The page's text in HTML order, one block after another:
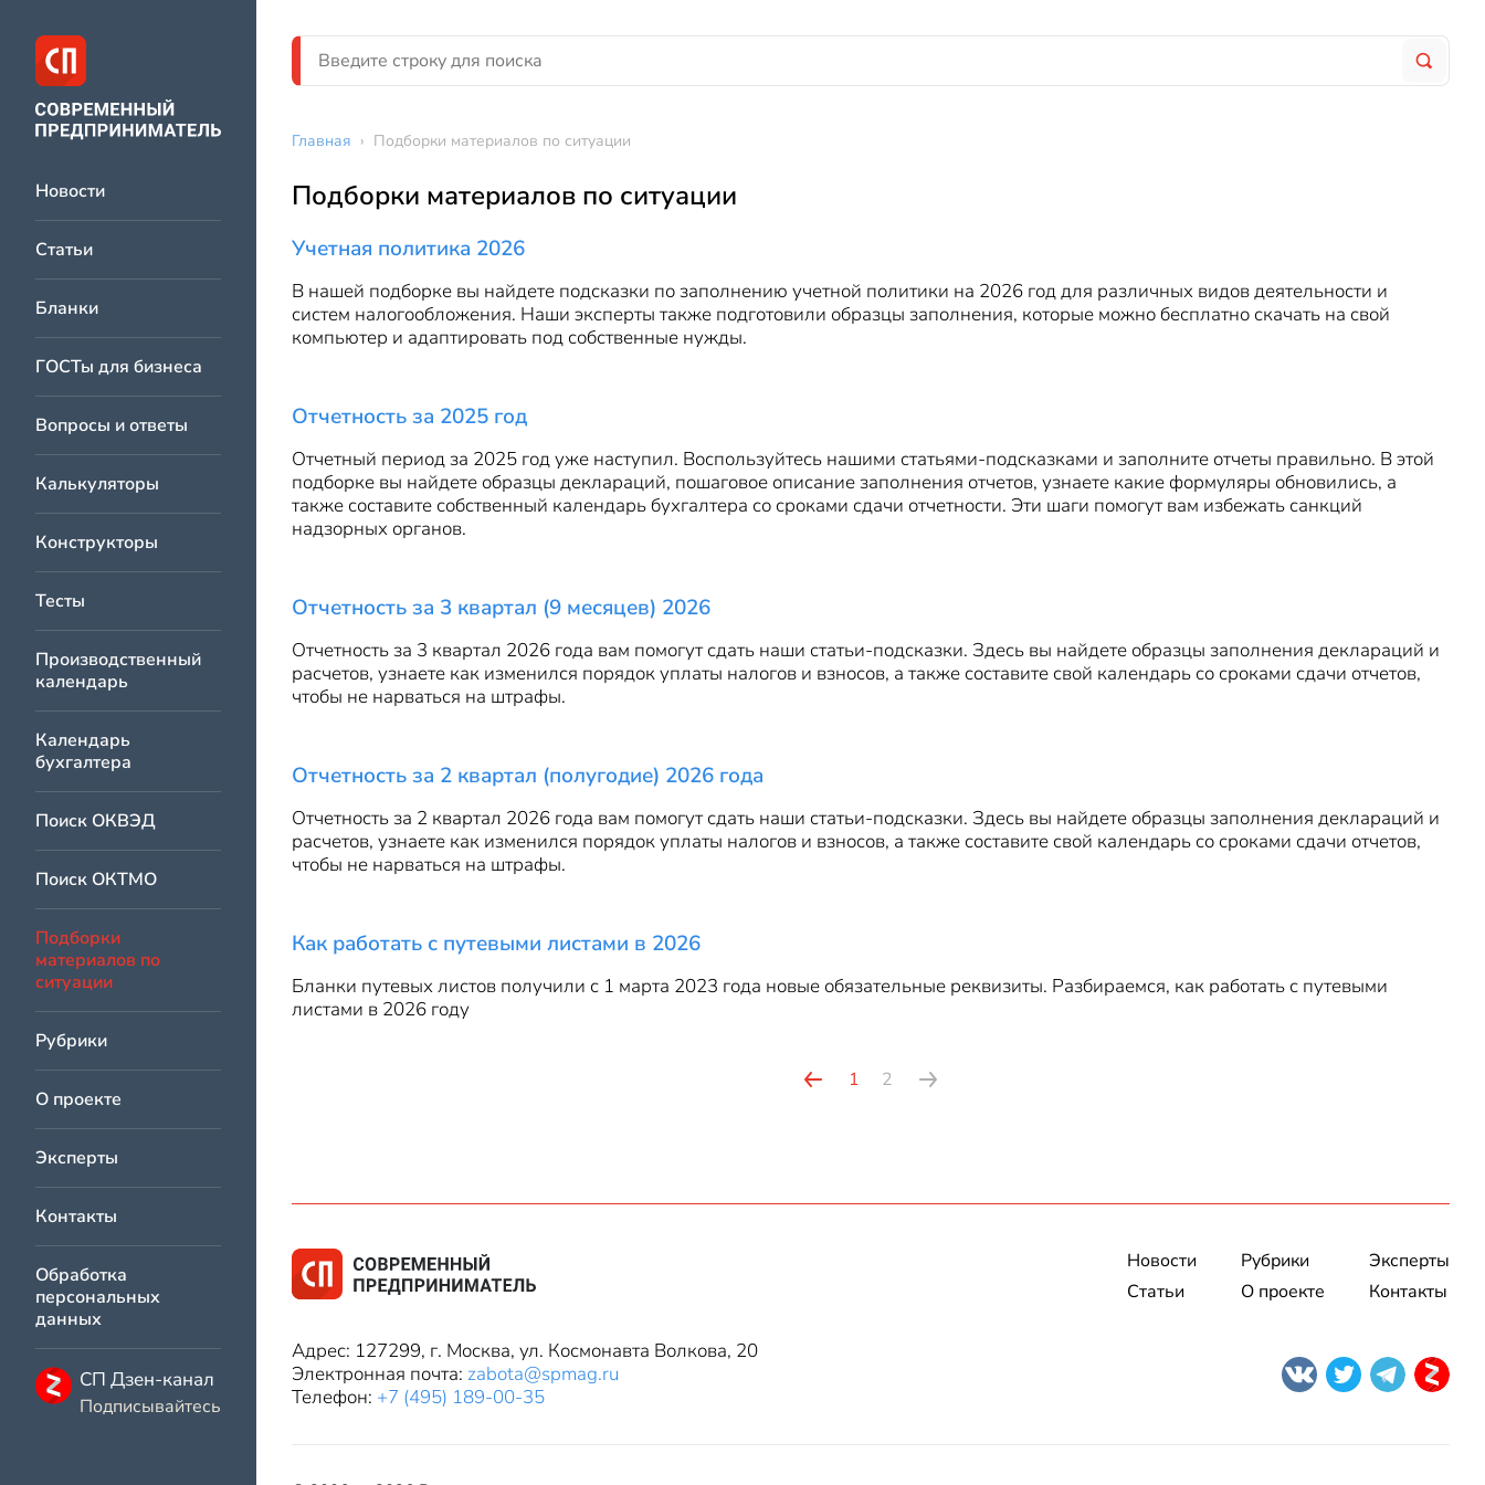
Новости
Статьи
Бланки
ГОСТы для бизнеса
Вопросы и ответы
Калькуляторы
Конструкторы
Тесты
Производственный
календарь
Календарь
бухгалтера
Поиск ОКВЭД
Поиск ОКТМО
Подборки
материалов по
ситуации
Рубрики
О проекте
Эксперты
Контакты
Обработка
персональных
данных
СП Дзен-канал
Подписывайтесь
Главная › Подборки материалов по ситуации
Подборки материалов по ситуации
Учетная политика 2026
В нашей подборке вы найдете подсказки по заполнению учетной политики на 2026 год для различных видов деятельности и
систем налогообложения. Наши эксперты также подготовили образцы заполнения, которые можно бесплатно скачать на свой
компьютер и адаптировать под собственные нужды.
Отчетность за 2025 год
Отчетный период за 2025 год уже наступил. Воспользуйтесь нашими статьями-подсказками и заполните отчеты правильно. В этой
подборке вы найдете образцы деклараций, пошаговое описание заполнения отчетов, узнаете какие формуляры обновились, а
также составите собственный календарь бухгалтера со сроками сдачи отчетности. Эти шаги помогут вам избежать санкций
надзорных органов.
Отчетность за 3 квартал (9 месяцев) 2026
Отчетность за 3 квартал 2026 года вам помогут сдать наши статьи-подсказки. Здесь вы найдете образцы заполнения деклараций и
расчетов, узнаете как изменился порядок уплаты налогов и взносов, а также составите свой календарь со сроками сдачи отчетов,
чтобы не нарваться на штрафы.
Отчетность за 2 квартал (полугодие) 2026 года
Отчетность за 2 квартал 2026 года вам помогут сдать наши статьи-подсказки. Здесь вы найдете образцы заполнения деклараций и
расчетов, узнаете как изменился порядок уплаты налогов и взносов, а также составите свой календарь со сроками сдачи отчетов,
чтобы не нарваться на штрафы.
Как работать с путевыми листами в 2026
Бланки путевых листов получили с 1 марта 2023 года новые обязательные реквизиты. Разбираемся, как работать с путевыми
листами в 2026 году
1 2
Новости
Статьи
Рубрики
О проекте
Эксперты
Контакты
Адрес: 127299, г. Москва, ул. Космонавта Волкова, 20
Электронная почта: zabota@spmag.ru
Телефон: +7 (495) 189-00-35